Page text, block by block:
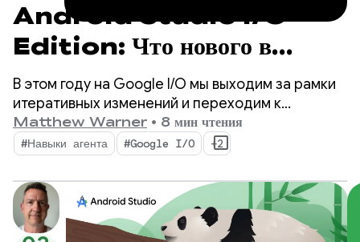
Android Studio I/O
Edition: Что нового в
инструментах разработчика
Android?
В этом году на Google I/O мы выходим за рамки
итеративных изменений и переходим к
фундаментальному сдвигу в подходе к
разработке приложений. Наши новейшие
инструменты созданы для эпохи агентов и
обладают функциями, которые повышают
производительность для вас как разработчика
Android, а также значительно улучшают работу
агентов ИИ, развертываемых в вашем коде.
Matthew Warner • 8 мин чтения
#Навыки агента #Google I/O +2